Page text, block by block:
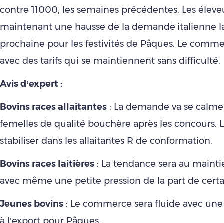
contre 11000, les semaines précédentes. Les
maintenant une hausse de la demande italienne
prochaine pour les festivités de Pâques. Le
avec des tarifs qui se maintiennent sans difficulté.
Avis d’expert :
Bovins races allaitantes : La demande va se
femelles de qualité bouchère après les concours.
stabiliser dans les allaitantes R de conformation.
Bovins races laitières : La tendance sera au
avec même une petite pression de la part de
Jeunes bovins : Le commerce sera fluide avec